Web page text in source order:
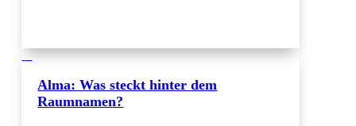
Alma: Was steckt hinter dem
Raumnamen?